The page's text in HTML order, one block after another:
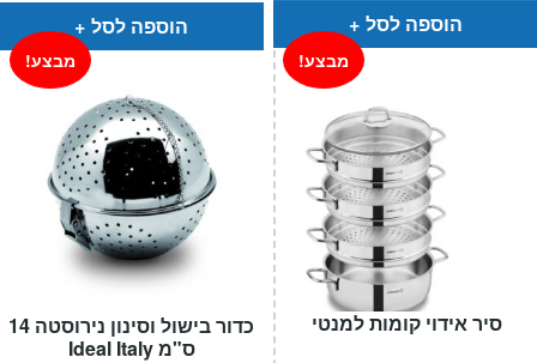
עגלת קניות
הוספה לסל הוספה לסל
כדור בישול וסינון נירוסטה 14
ס"מ Ideal Italy
מבצע!
סיר אידוי קומות למנטי
מבצע!